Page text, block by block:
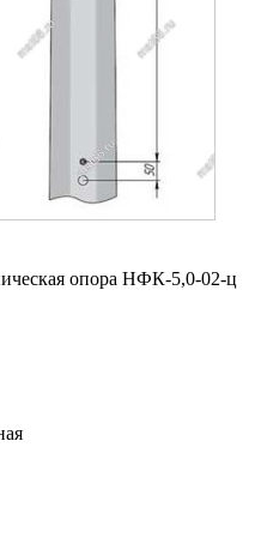
опора НФК-5,0-02-ц